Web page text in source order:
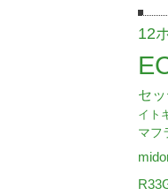
12
セ
イト
マフ